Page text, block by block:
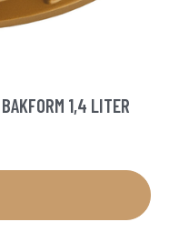
1,4 LITER